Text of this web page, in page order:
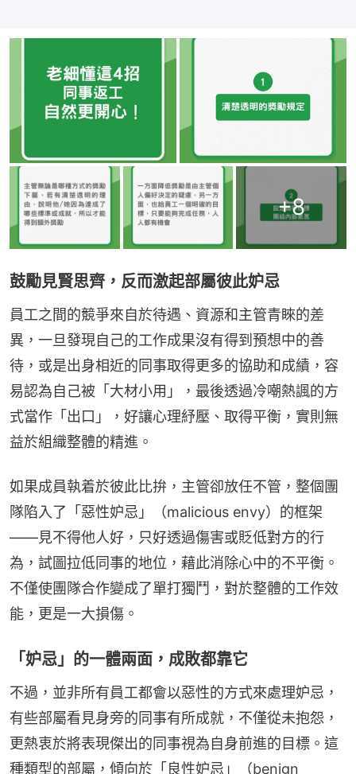
+8
鼓勵見賢思齊，反而激起部屬彼此妒忌
員工之間的競爭來自於待遇、資源和主管青睞的差
異，一旦發現自己的工作成果沒有得到預想中的善
待，或是出身相近的同事取得更多的協助和成績，容
易認為自己被「大材小用」，最後透過冷嘲熱諷的方
式當作「出口」，好讓心理紓壓、取得平衡，實則無
益於組織整體的精進。
如果成員執着於彼此比拚，主管卻放任不管，整個團
隊陷入了「惡性妒忌」（malicious envy）的框架
——見不得他人好，只好透過傷害或貶低對方的行
為，試圖拉低同事的地位，藉此消除心中的不平衡。
不僅使團隊合作變成了單打獨鬥，對於整體的工作效
能，更是一大損傷。
「妒忌」的一體兩面，成敗都靠它
不過，並非所有員工都會以惡性的方式來處理妒忌，
有些部屬看見身旁的同事有所成就，不僅從未抱怨，
更熱衷於將表現傑出的同事視為自身前進的目標。這
種類型的部屬，傾向於「良性妒忌」（benign